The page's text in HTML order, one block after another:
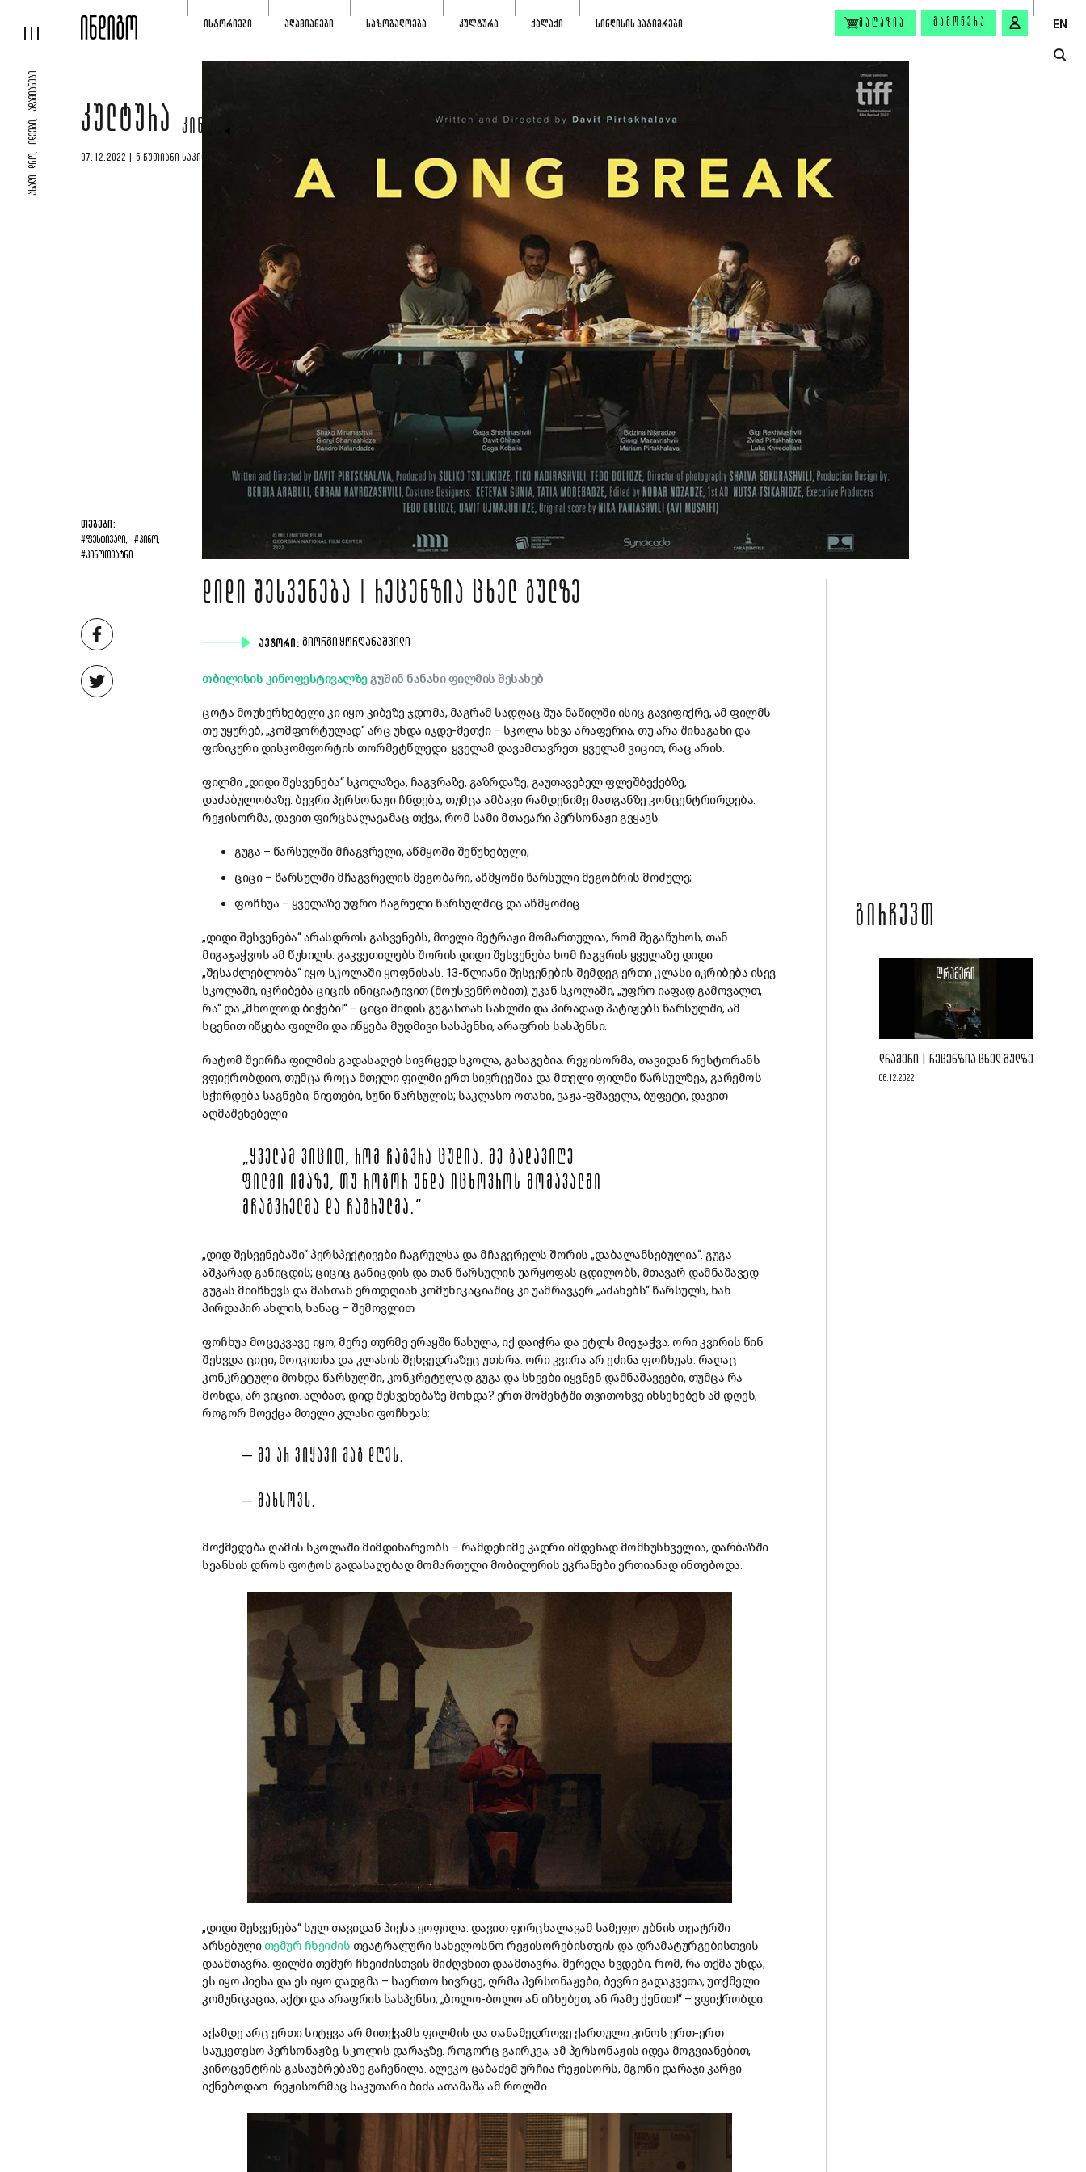
ᲐᲮᲐᲚᲘ ᲓᲠᲝ, ᲘᲓᲔᲔᲑᲘ, ᲐᲓᲐᲛᲘᲐᲜᲔᲑᲘ.
ᲘᲡᲢᲝᲠᲘᲔᲑᲘ ᲐᲓᲐᲛᲘᲐᲜᲔᲑᲘ ᲡᲐᲖᲝᲒᲐᲓᲝᲔᲑᲐ ᲙᲣᲚᲢᲣᲠᲐ ᲥᲐᲚᲐᲥᲘ ᲡᲘᲜᲓᲘᲡᲘᲡ ᲞᲐᲢᲘᲛᲠᲔᲑᲘ ᲛᲐᲦᲐᲖᲘᲐ ᲒᲐᲛᲝᲬᲔᲠᲐ EN
ᲙᲣᲚᲢᲣᲠᲐ ᲙᲘᲜᲝ
07.12.2022 | 5 ᲬᲣᲗᲘᲐᲜᲘ ᲡᲐᲙᲘᲗᲮᲐᲕᲘ
ᲗᲔᲒᲔᲑᲘ:
#ᲤᲔᲡᲢᲘᲕᲐᲚᲘ, #ᲙᲘᲜᲝ,
#ᲙᲘᲜᲝᲗᲔᲐᲢᲠᲘ
ᲓᲘᲓᲘ ᲨᲔᲡᲕᲔᲜᲔᲑᲐ | ᲠᲔᲪᲔᲜᲖᲘᲐ ᲪᲮᲔᲚ ᲒᲣᲚᲖᲔ
ᲐᲕᲢᲝᲠᲘ: ᲒᲘᲝᲠᲒᲘ ᲧᲝᲠᲦᲐᲜᲐᲨᲕᲘᲚᲘ
თბილისის კინოფესტივალზეგუშინ ნანახი ფილმის შესახებ
ცოტა მოუხერხებელი კი იყო კიბეზე ჯდომა, მაგრამ სადღაც შუა ნაწილში ისიც გავიფიქრე, ამ ფილმს
თუ უყურებ, „კომფორტულად“ არც უნდა იჯდე-მეთქი – სკოლა სხვა არაფერია, თუ არა შინაგანი და
ფიზიკური დისკომფორტის თორმეტწლედი. ყველამ დავამთავრეთ. ყველამ ვიცით, რაც არის.
ფილმი „დიდი შესვენება“ სკოლაზეა, ჩაგვრაზე, გაზრდაზე, გაუთავებელ ფლეშბექებზე,
დაძაბულობაზე. ბევრი პერსონაჟი ჩნდება, თუმცა ამბავი რამდენიმე მათგანზე კონცენტრირდება.
რეჟისორმა, დავით ფირცხალავამაც თქვა, რომ სამი მთავარი პერსონაჟი გვყავს:
გუგა – წარსულში მჩაგვრელი, აწმყოში შეწუხებული;
ციცი – წარსულში მჩაგვრელის მეგობარი, აწმყოში წარსული მეგობრის მოძულე;
ფოჩხუა – ყველაზე უფრო ჩაგრული წარსულშიც და აწმყოშიც.
„დიდი შესვენება“ არასდროს გასვენებს, მთელი მეტრაჟი მომართულია, რომ შეგაწუხოს, თან
მიგაჯაჭვოს ამ წუხილს. გაკვეთილებს შორის დიდი შესვენება ხომ ჩაგვრის ყველაზე დიდი
„შესაძლებლობა“ იყო სკოლაში ყოფნისას. 13-წლიანი შესვენების შემდეგ ერთი კლასი იკრიბება ისევ
სკოლაში, იკრიბება ციცის ინიციატივით (მოუსვენრობით), უკან სკოლაში, „უფრო იაფად გამოვალთ,
რა“ და „მხოლოდ ბიჭები!“ – ციცი მიდის გუგასთან სახლში და პირადად პატიჟებს წარსულში, ამ
სცენით იწყება ფილმი და იწყება მუდმივი სასპენსი, არაფრის სასპენსი.
რატომ შეირჩა ფილმის გადასაღებ სივრცედ სკოლა, გასაგებია. რეჟისორმა, თავიდან რესტორანს
ვფიქრობდიო, თუმცა როცა მთელი ფილმი ერთ სივრცეშია და მთელი ფილმი წარსულზეა, გარემოს
სჭირდება საგნები, ნივთები, სუნი წარსულის; საკლასო ოთახი, ვაჟა-ფშაველა, ბუფეტი, დავით
აღმაშენებელი.
„ᲧᲕᲔᲚᲐᲛ ᲕᲘᲪᲘᲗ, ᲠᲝᲛ ᲩᲐᲒᲕᲠᲐ ᲪᲣᲓᲘᲐ. ᲛᲔ ᲒᲐᲓᲐᲕᲘᲦᲔ
ᲤᲘᲚᲛᲘ ᲘᲛᲐᲖᲔ, ᲗᲣ ᲠᲝᲒᲝᲠ ᲣᲜᲓᲐ ᲘᲪᲮᲝᲕᲠᲝᲡ ᲛᲝᲛᲐᲕᲐᲚᲨᲘ
ᲛᲩᲐᲒᲕᲠᲔᲚᲛᲐ ᲓᲐ ᲩᲐᲒᲠᲣᲚᲛᲐ.“
„დიდ შესვენებაში“ პერსპექტივები ჩაგრულსა და მჩაგვრელს შორის „დაბალანსებულია“. გუგა
აშკარად განიცდის; ციციც განიცდის და თან წარსულის უარყოფას ცდილობს, მთავარ დამნაშავედ
გუგას მიიჩნევს და მასთან ერთდღიან კომუნიკაციაშიც კი უამრავჯერ „აძახებს“ წარსულს, ხან
პირდაპირ ახლის, ხანაც – შემოვლით.
ფოჩხუა მოცეკვავე იყო, მერე თურმე ერაყში წასულა, იქ დაიჭრა და ეტლს მიეჯაჭვა. ორი კვირის წინ
შეხვდა ციცი, მოიკითხა და კლასის შეხვედრაზეც უთხრა. ორი კვირა არ ეძინა ფოჩხუას. რაღაც
კონკრეტული მოხდა წარსულში, კონკრეტულად გუგა და სხვები იყვნენ დამნაშავეები, თუმცა რა
მოხდა, არ ვიცით. ალბათ, დიდ შესვენებაზე მოხდა? ერთ მომენტში თვითონვე იხსენებენ ამ დღეს,
როგორ მოექცა მთელი კლასი ფოჩხუას:
– ᲛᲔ ᲐᲠ ᲕᲘᲧᲐᲕᲘ ᲛᲐᲒ ᲓᲦᲔᲡ.
– ᲛᲐᲮᲡᲝᲕᲡ.
მოქმედება ღამის სკოლაში მიმდინარეობს – რამდენიმე კადრი იმდენად მომნუსხველია, დარბაზში
სეანსის დროს ფოტოს გადასაღებად მომართული მობილურის ეკრანები ერთიანად ინთებოდა.
„დიდი შესვენება“ სულ თავიდან პიესა ყოფილა. დავით ფირცხალავამ სამეფო უბნის თეატრში
არსებული თემურ ჩხეიძის თეატრალური სახელოსნო რეჟისორებისთვის და დრამატურგებისთვის
დაამთავრა. ფილმი თემურ ჩხეიძისთვის მიძღვნით დაამთავრა. მერეღა ხვდები, რომ, რა თქმა უნდა,
ეს იყო პიესა და ეს იყო დადგმა – საერთო სივრცე, ღრმა პერსონაჟები, ბევრი გადაკვეთა, უთქმელი
კომუნიკაცია, აქტი და არაფრის სასპენსი; „ბოლო-ბოლო ან იჩხუბეთ, ან რამე ქენით!“ – ვფიქრობდი.
აქამდე არც ერთი სიტყვა არ მითქვამს ფილმის და თანამედროვე ქართული კინოს ერთ-ერთ
საუკეთესო პერსონაჟზე, სკოლის დარაჯზე. როგორც გაირკვა, ამ პერსონაჟის იდეა მოგვიანებით,
კინოცენტრის გასაუბრებაზე გაჩენილა. ალეკო ცაბაძემ ურჩია რეჟისორს, მგონი დარაჯი კარგი
იქნებოდაო. რეჟისორმაც საკუთარი ბიძა ათამაშა ამ როლში.
ᲒᲘᲠᲩᲔᲕᲗ
ᲓᲠᲐᲛᲔᲠᲘ | ᲠᲔᲪᲔᲜᲖᲘᲐ ᲪᲮᲔᲚ ᲒᲣᲚᲖᲔ
06.12.2022